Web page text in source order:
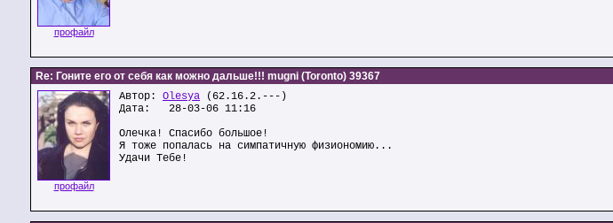
профайл
Re: Гоните его от себя как можно дальше!!! mugni (Toronto) 39367
профайл
Автор: Olesya (62.16.2.---)
Дата: 28-03-06 11:16
Олечка! Спасибо большое!
Я тоже попалась на симпатичную физиономию...
Удачи Тебе!